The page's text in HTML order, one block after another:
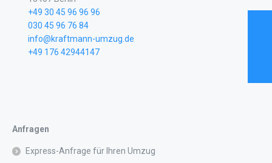
+49 30 45 96 96 96
030 45 96 76 84
info@kraftmann-umzug.de
+49 176 42944147
Anfragen
Express-Anfrage für Ihren Umzug